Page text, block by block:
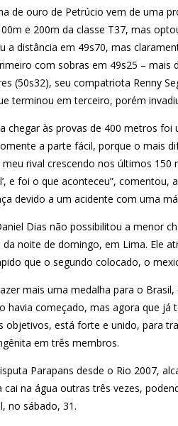
de ouro de Petrúcio vem de uma
e 200m da classe T37, mas
a distância em 49s70, mas
com sobras em 49s25 –
(50s32), seu compatriota Renny
terminou em terceiro, porém
chegar às provas de 400 metros
a parte fácil, porque o mais
rival crescendo nos últimos 150
e foi o que aconteceu”,
devido a um acidente com uma
Dias não possibilitou a menor
noite de domingo, em Lima. Ele
que o segundo colocado, o
mais uma medalha para o
havia começado, mas agora que
objetivos, está forte e unido, para
em três membros.
Parapans desde o Rio 2007,
cai na água outras três vezes,
no sábado, 31.